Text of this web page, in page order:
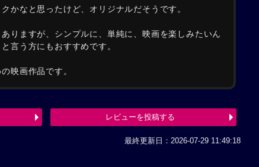
かなと思ったけど、オリジナルだそうです。
りますが、シンプルに、単純に、映画を楽しみたいん
言う方にもおすすめです。
映画作品です。
レビューを投稿する
最終更新日：2026-07-29 11:49:18